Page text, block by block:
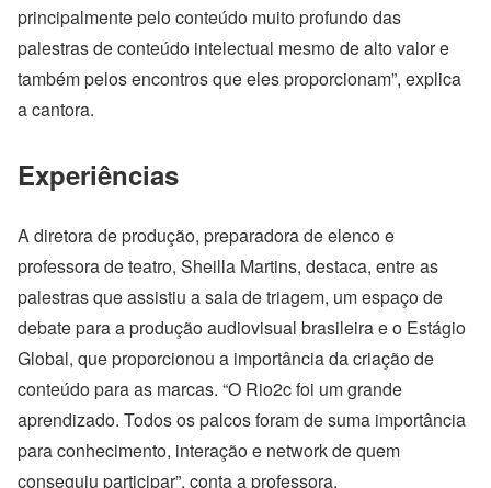
principalmente pelo conteúdo muito profundo das
palestras de conteúdo intelectual mesmo de alto valor e
também pelos encontros que eles proporcionam”, explica
a cantora.
Experiências
A diretora de produção, preparadora de elenco e
professora de teatro, Sheilla Martins, destaca, entre as
palestras que assistiu a sala de triagem, um espaço de
debate para a produção audiovisual brasileira e o Estágio
Global, que proporcionou a importância da criação de
conteúdo para as marcas. “O Rio2c foi um grande
aprendizado. Todos os palcos foram de suma importância
para conhecimento, interação e network de quem
conseguiu participar”, conta a professora.